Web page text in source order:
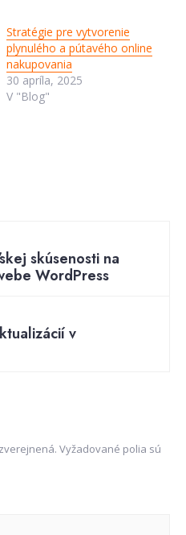
Stratégie pre vytvorenie
plynulého a pútavého online
nakupovania
30 apríla, 2025
V "Blog"
skúsenosti na
WordPress
v
Vyžadované polia sú